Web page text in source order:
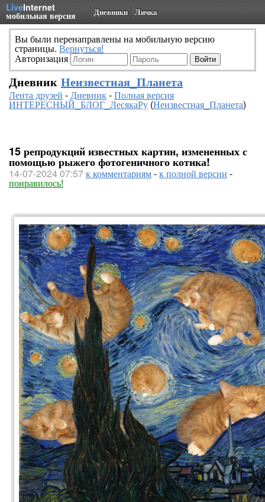
LiveInternet
мобильная версия Дневники Личка
Вы были перенаправлены на мобильную версию
страницы. Вернуться!
Авторизация
Дневник Неизвестная_Планета
Лента друзей -Дневник-Полная версия
ИНТЕРЕСНЫЙ_БЛОГ_ЛесякаРу(Неизвестная_Планета)
15 репродукций известных картин, измененных с
помощью рыжего фотогеничного котика!
14-07-2024 07:57к комментариям-к полной версии -
понравилось!